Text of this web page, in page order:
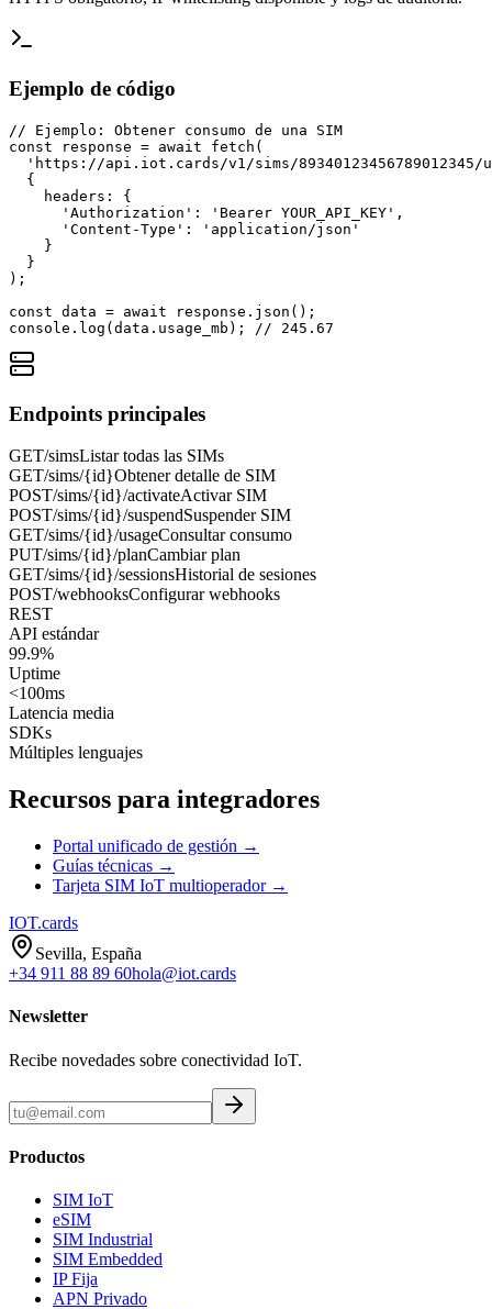
Ejemplo de código
// Ejemplo: Obtener consumo de una SIM
const response = await fetch(
'https://api.iot.cards/v1/sims/89340123456789012345/
  {
    headers: {
      'Authorization': 'Bearer YOUR_API_KEY',
      'Content-Type': 'application/json'
    }
  }
);
const data = await response.json();
console.log(data.usage_mb); // 245.67
Endpoints principales
GET/simsListar todas las SIMs
GET/sims/{id}Obtener detalle de SIM
POST/sims/{id}/activateActivar SIM
POST/sims/{id}/suspendSuspender SIM
GET/sims/{id}/usageConsultar consumo
PUT/sims/{id}/planCambiar plan
GET/sims/{id}/sessionsHistorial de sesiones
POST/webhooksConfigurar webhooks
REST
API estándar
99.9%
Uptime
<100ms
Latencia media
SDKs
Múltiples lenguajes
Recursos para integradores
Portal unificado de gestión →
Guías técnicas →
Tarjeta SIM IoT multioperador→
IOT.cards
Sevilla, España
+34 911 88 89 60hola@iot.cards
Newsletter
Recibe novedades sobre conectividad IoT.
Productos
SIM IoT
eSIM
SIM Industrial
SIM Embedded
IP Fija
APN Privado